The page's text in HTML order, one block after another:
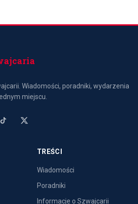
Wiadomości, poradniki, wydarzenia
miejscu.
TREŚCI
Wiadomości
Poradniki
Informacje o Szwajcarii